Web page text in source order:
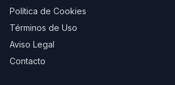
Política de Cookies
Términos de Uso
Aviso Legal
Contacto